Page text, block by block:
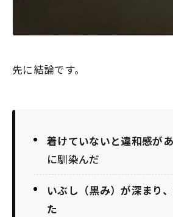
先に結論です。
着けていないと違和感が
に馴染んだ
いぶし（黒み）が深まり
た